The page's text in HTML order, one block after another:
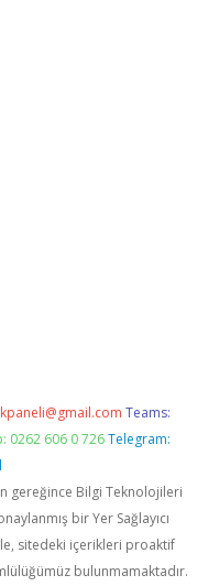
Teams:
0262 606 0 726 Telegram:
gereğince Bilgi Teknolojileri
bir Yer Sağlayıcı
sitedeki içerikleri proaktif
bulunmamaktadır.